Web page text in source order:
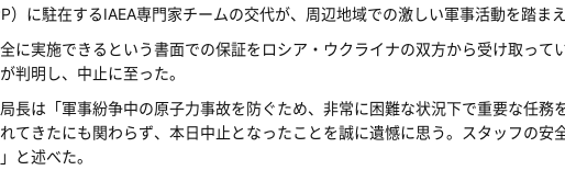
）に駐在するIAEA専門家チームの交代が、周辺地域での激しい軍事活動を踏ま
に実施できるという書面での保証をロシア・ウクライナの双方から受け取って
判明し、中止に至った。
長は「軍事紛争中の原子力事故を防ぐため、非常に困難な状況下で重要な任務
てきたにも関わらず、本日中止となったことを誠に遺憾に思う。スタッフの安
と述べた。